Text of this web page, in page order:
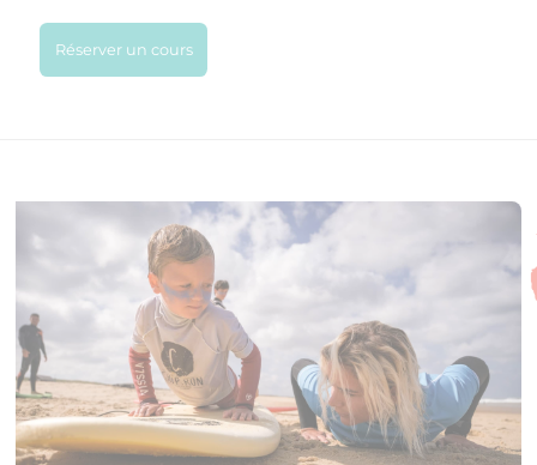
Réserver un cours